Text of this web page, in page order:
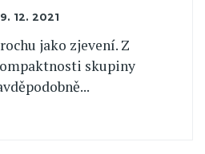
12. 2021
jako zjevení. Z
skupiny